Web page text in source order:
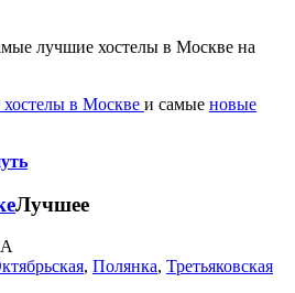
лучшие хостелы в Москве на
в Москве и самые новые
Лучшее
, Полянка, Третьяковская